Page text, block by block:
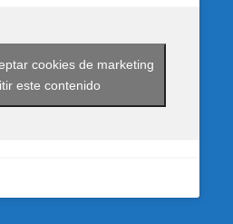
cookies de marketing
este contenido